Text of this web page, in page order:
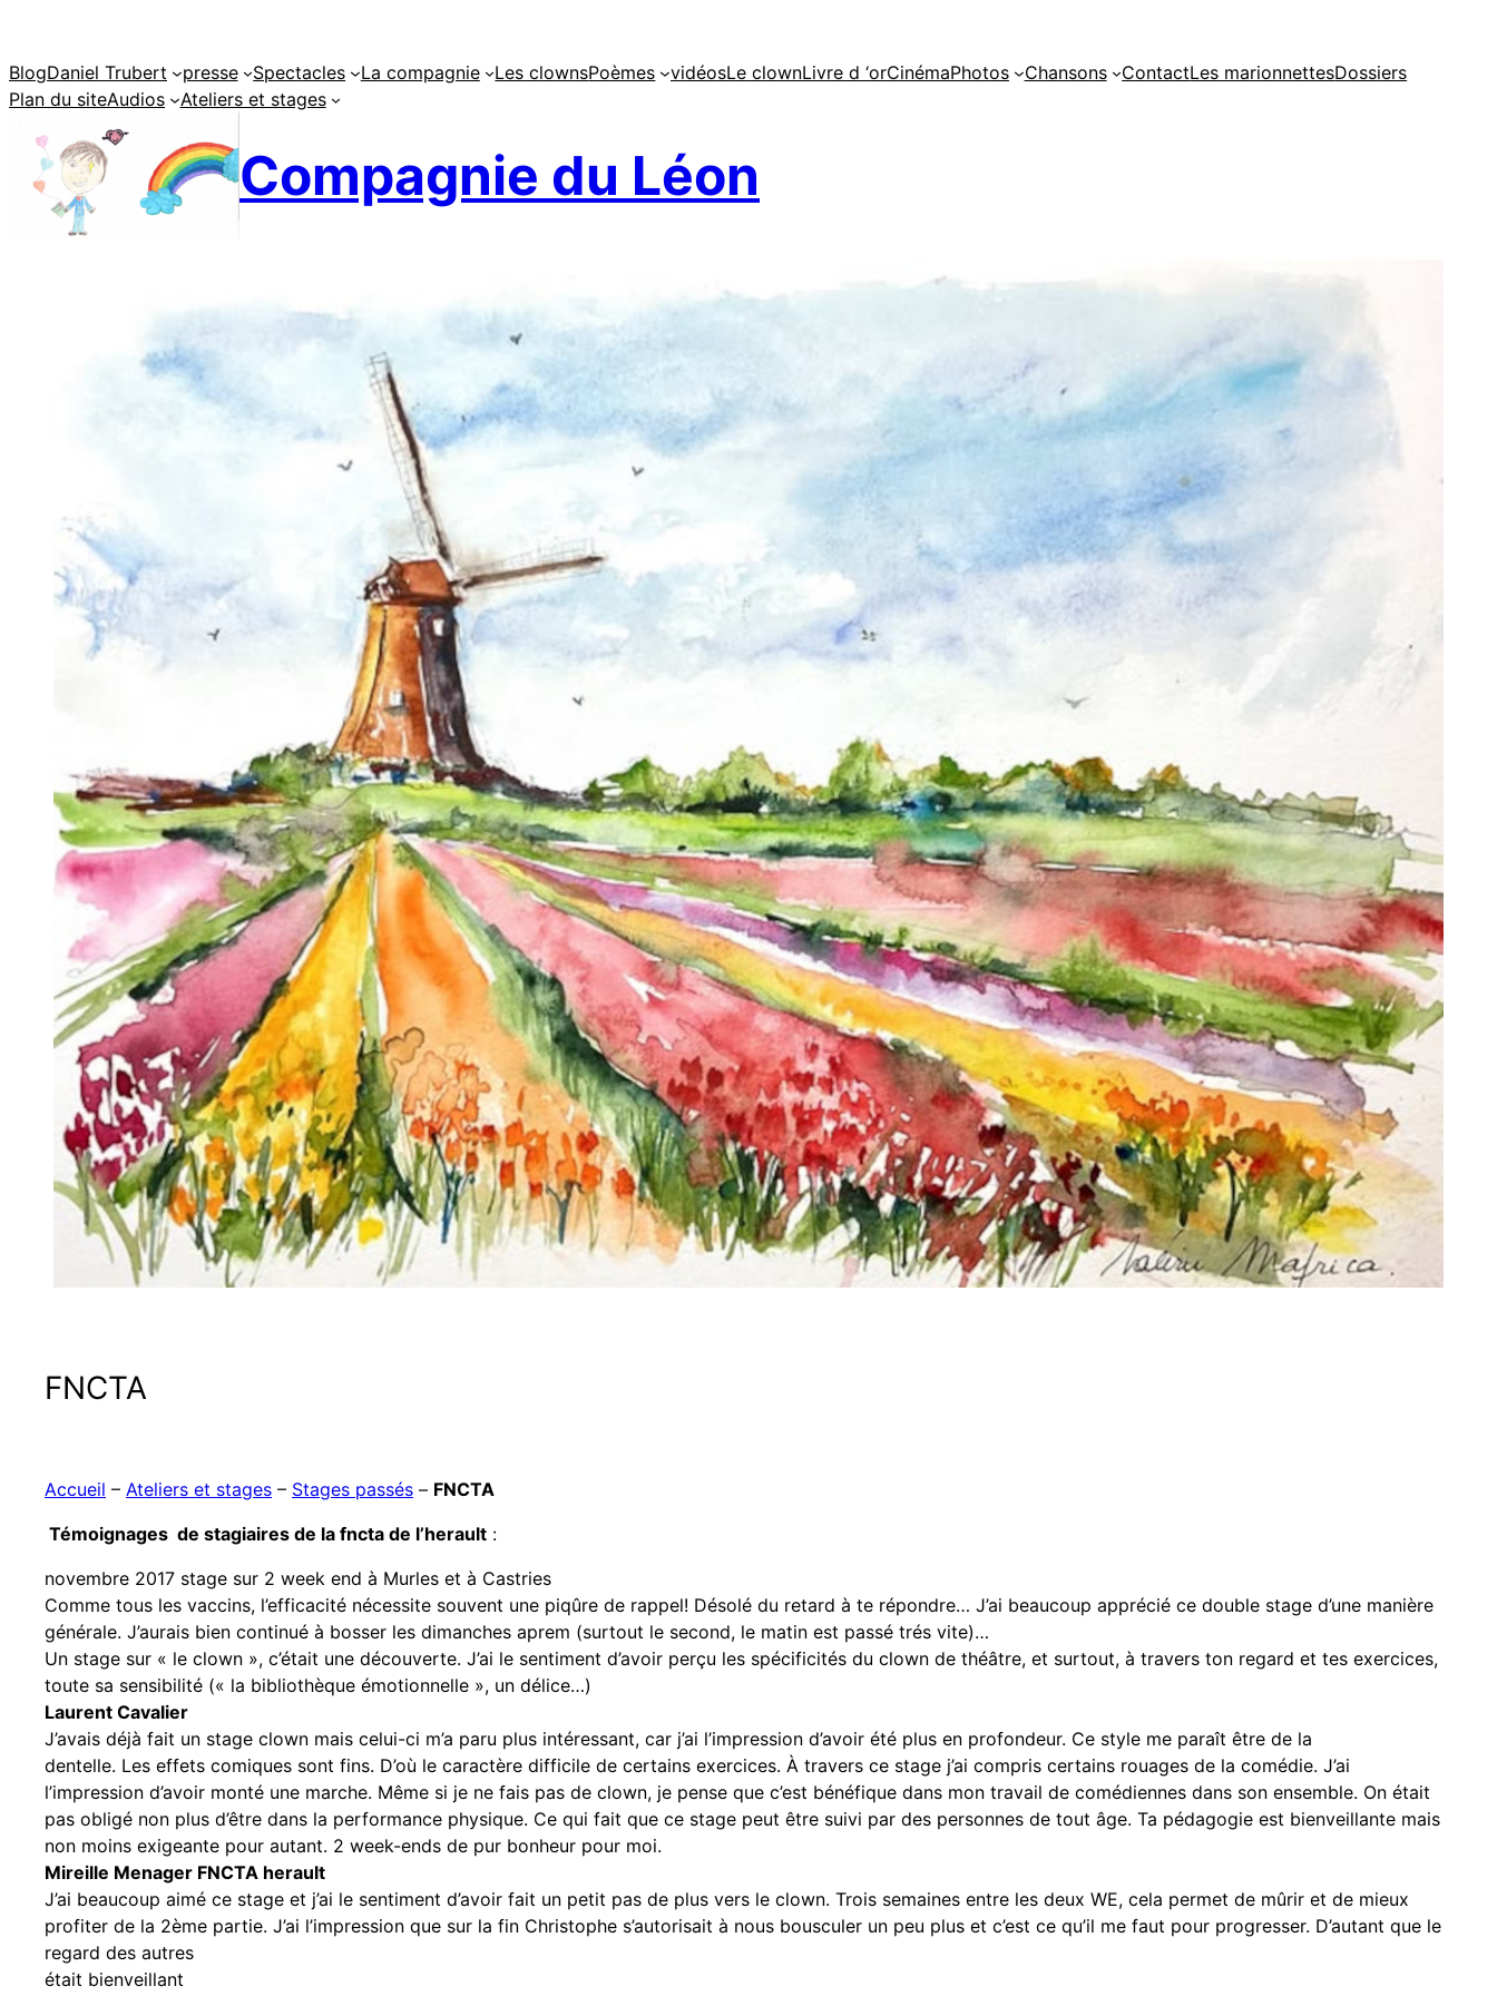
contenu
BlogDaniel Trubert presse Spectacles La compagnie Les clownsPoèmes vidéosLe clownLivre d ‘orCinémaPhotos Chansons ContactLes marionnettesDossiers
Plan du siteAudios Ateliers et stages
Compagnie du Léon
FNCTA
Accueil – Ateliers et stages – Stages passés – FNCTA
Témoignages de stagiaires de la fncta de l’herault :
novembre 2017 stage sur 2 week end à Murles et à Castries
Comme tous les vaccins, l’efficacité nécessite souvent une piqûre de rappel! Désolé du retard à te répondre… J’ai beaucoup apprécié ce double stage d’une manière
générale. J’aurais bien continué à bosser les dimanches aprem (surtout le second, le matin est passé trés vite)…
Un stage sur « le clown », c’était une découverte. J’ai le sentiment d’avoir perçu les spécificités du clown de théâtre, et surtout, à travers ton regard et tes exercices,
toute sa sensibilité (« la bibliothèque émotionnelle », un délice…)
Laurent Cavalier
J’avais déjà fait un stage clown mais celui-ci m’a paru plus intéressant, car j’ai l’impression d’avoir été plus en profondeur. Ce style me paraît être de la
dentelle. Les effets comiques sont fins. D’où le caractère difficile de certains exercices. À travers ce stage j’ai compris certains rouages de la comédie. J’ai
l’impression d’avoir monté une marche. Même si je ne fais pas de clown, je pense que c’est bénéfique dans mon travail de comédiennes dans son ensemble. On était
pas obligé non plus d’être dans la performance physique. Ce qui fait que ce stage peut être suivi par des personnes de tout âge. Ta pédagogie est bienveillante mais
non moins exigeante pour autant. 2 week-ends de pur bonheur pour moi.
Mireille Menager FNCTA herault
J’ai beaucoup aimé ce stage et j’ai le sentiment d’avoir fait un petit pas de plus vers le clown. Trois semaines entre les deux WE, cela permet de mûrir et de mieux
profiter de la 2ème partie. J’ai l’impression que sur la fin Christophe s’autorisait à nous bousculer un peu plus et c’est ce qu’il me faut pour progresser. D’autant que le
regard des autres
était bienveillant